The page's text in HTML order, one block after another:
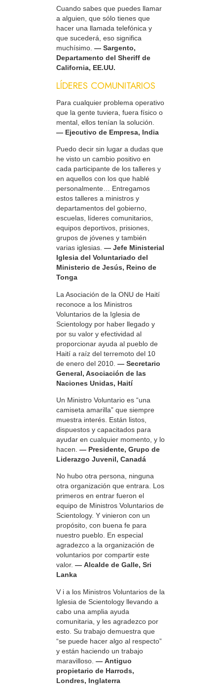
Cuando sabes que puedes llamar
a alguien, que sólo tienes que
hacer una llamada telefónica y
que sucederá, eso significa
muchísimo. — Sargento,
Departamento del Sheriff de
California, EE.UU.
LÍDERES COMUNITARIOS
Para cualquier problema operativo
que la gente tuviera, fuera físico o
mental, ellos tenían la solución.
— Ejecutivo de Empresa, India
Puedo decir sin lugar a dudas que
he visto un cambio positivo en
cada participante de los talleres y
en aquellos con los que hablé
personalmente… Entregamos
estos talleres a ministros y
departamentos del gobierno,
escuelas, líderes comunitarios,
equipos deportivos, prisiones,
grupos de jóvenes y también
varias iglesias. — Jefe Ministerial
Iglesia del Voluntariado del
Ministerio de Jesús, Reino de
Tonga
La Asociación de la ONU de Haití
reconoce a los Ministros
Voluntarios de la Iglesia de
Scientology por haber llegado y
por su valor y efectividad al
proporcionar ayuda al pueblo de
Haití a raíz del terremoto del 10
de enero del 2010. — Secretario
General, Asociación de las
Naciones Unidas, Haití
Un Ministro Voluntario es “una
camiseta amarilla” que siempre
muestra interés. Están listos,
dispuestos y capacitados para
ayudar en cualquier momento, y lo
hacen. — Presidente, Grupo de
Liderazgo Juvenil, Canadá
No hubo otra persona, ninguna
otra organización que entrara. Los
primeros en entrar fueron el
equipo de Ministros Voluntarios de
Scientology. Y vinieron con un
propósito, con buena fe para
nuestro pueblo. En especial
agradezco a la organización de
voluntarios por compartir este
valor. — Alcalde de Galle, Sri
Lanka
V i a los Ministros Voluntarios de la
Iglesia de Scientology llevando a
cabo una amplia ayuda
comunitaria, y les agradezco por
esto. Su trabajo demuestra que
“se puede hacer algo al respecto”
y están haciendo un trabajo
maravilloso. — Antiguo
propietario de Harrods,
Londres, Inglaterra